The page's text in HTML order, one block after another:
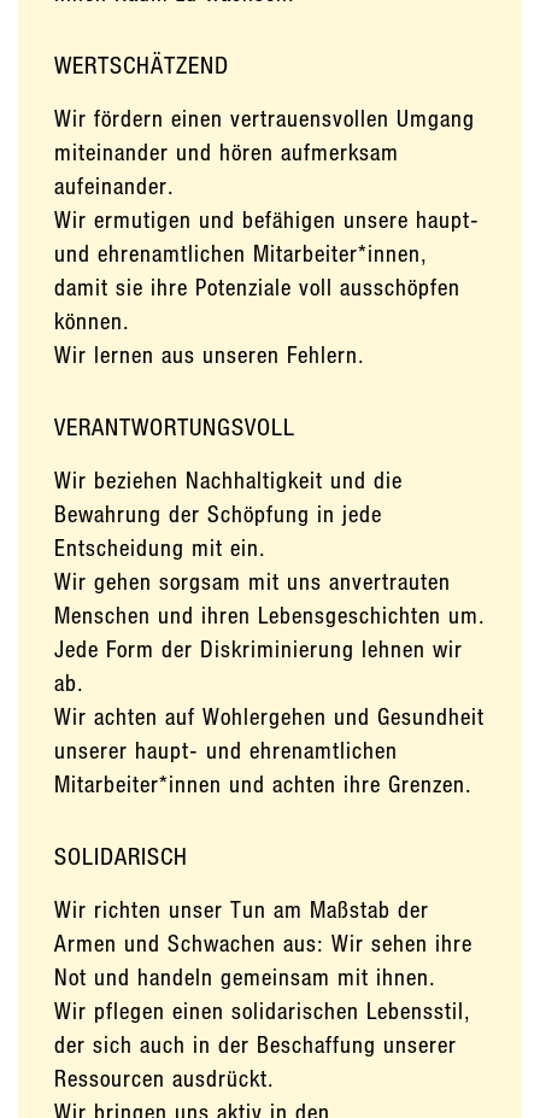
WERTSCHÄTZEND
Wir fördern einen vertrauensvollen Umgang
miteinander und hören aufmerksam
aufeinander.
Wir ermutigen und befähigen unsere haupt-
und ehrenamtlichen Mitarbeiter*innen,
damit sie ihre Potenziale voll ausschöpfen
können.
Wir lernen aus unseren Fehlern.
VERANTWORTUNGSVOLL
Wir beziehen Nachhaltigkeit und die
Bewahrung der Schöpfung in jede
Entscheidung mit ein.
Wir gehen sorgsam mit uns anvertrauten
Menschen und ihren Lebensgeschichten um.
Jede Form der Diskriminierung lehnen wir
ab.
Wir achten auf Wohlergehen und Gesundheit
unserer haupt- und ehrenamtlichen
Mitarbeiter*innen und achten ihre Grenzen.
SOLIDARISCH
Wir richten unser Tun am Maßstab der
Armen und Schwachen aus: Wir sehen ihre
Not und handeln gemeinsam mit ihnen.
Wir pflegen einen solidarischen Lebensstil,
der sich auch in der Beschaffung unserer
Ressourcen ausdrückt.
Wir bringen uns aktiv in den